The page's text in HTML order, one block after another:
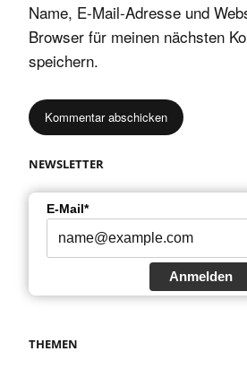
Name, E-Mail-Adresse und
Browser für meinen nächsten
speichern.
NEWSLETTER
E-Mail*
Anmelden
THEMEN